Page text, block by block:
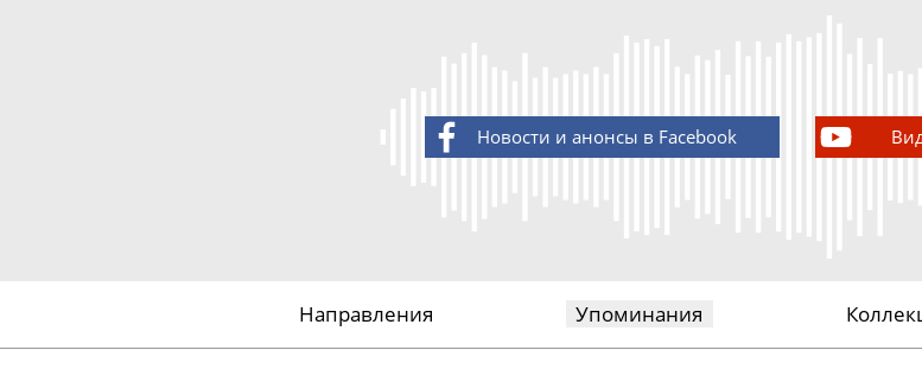
Новости и анонсы в Facebook
Направления Упоминания